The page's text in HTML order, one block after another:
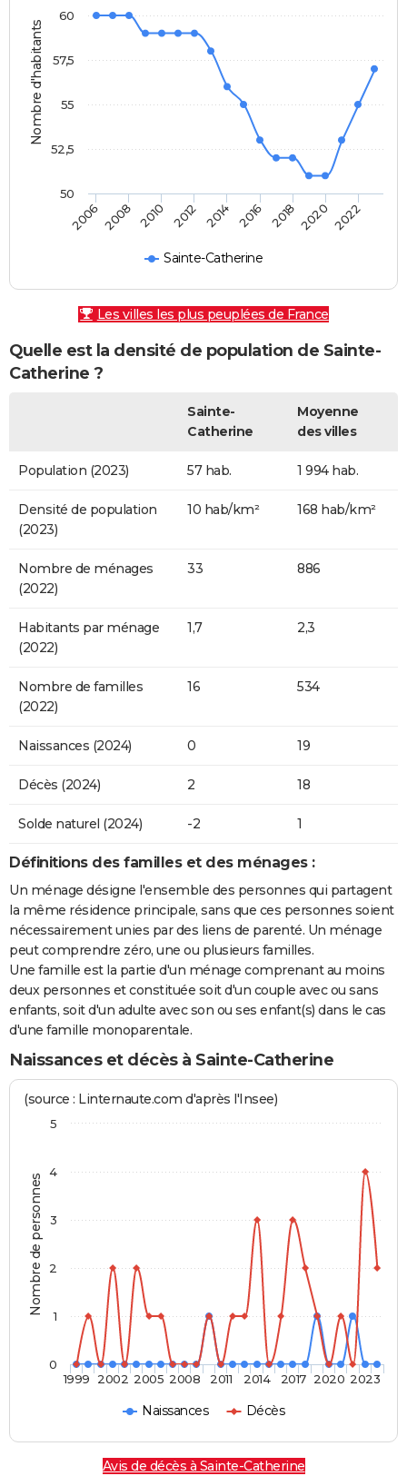
Nombre d'habitants
Sainte-Catherine
20062008 2010 2012 2014 2016 2018 2020 2022
50
52,5
55
57,5
60
Les villes les plus peuplées de France
Quelle est la densité de population de Sainte-
Catherine ?
Sainte-
Catherine
Moyenne
des villes
Population (2023) 57 hab. 1 994 hab.
Densité de population
(2023)
10 hab/km² 168 hab/km²
Nombre de ménages
(2022)
33 886
Habitants par ménage
(2022)
1,7 2,3
Nombre de familles
(2022)
16 534
Naissances (2024) 0 19
Décès (2024) 2 18
Solde naturel (2024) -2 1
Définitions des familles et des ménages :
Un ménage désigne l'ensemble des personnes qui partagent
la même résidence principale, sans que ces personnes soient
nécessairement unies par des liens de parenté. Un ménage
peut comprendre zéro, une ou plusieurs familles.
Une famille est la partie d'un ménage comprenant au moins
deux personnes et constituée soit d'un couple avec ou sans
enfants, soit d'un adulte avec son ou ses enfant(s) dans le cas
d'une famille monoparentale.
Naissances et décès à Sainte-Catherine
Nombre de personnes
(source : Linternaute.com d'après l'Insee)
Naissances Décès
1999 2002 2005 2008 2011 2014 2017 2020 2023
0
1
2
3
4
5
Avis de décès à Sainte-Catherine